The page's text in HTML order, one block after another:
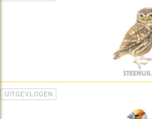
STEENUIL
UITGEVLOGEN